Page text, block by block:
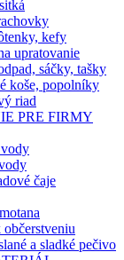
kefy
upratovanie
sáčky, tašky
koše, popolníky
riad
PRE FIRMY
čaje
a sladké pečivo